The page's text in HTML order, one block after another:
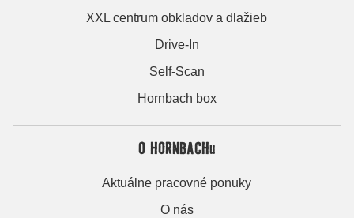
XXL centrum obkladov a dlažieb
Drive-In
Self-Scan
Hornbach box
O HORNBACHu
Aktuálne pracovné ponuky
O nás